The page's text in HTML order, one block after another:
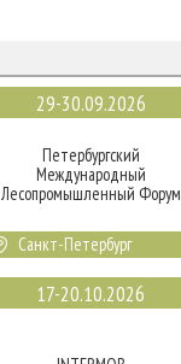
29-30.09.2026
Петербургский
Международный
Лесопромышленный Форум
Санкт-Петербург
17-20.10.2026